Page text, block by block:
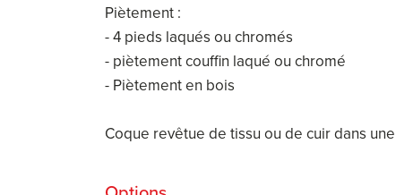
Piètement :
- 4 pieds laqués ou chromés
- piètement couffin laqué ou chromé
- Piètement en bois
Coque revêtue de tissu ou de cuir dans